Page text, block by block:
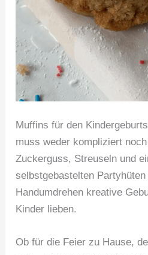
Muffins für den
muss weder kompliziert
Zuckerguss, Streuseln und
selbstgebastelten
Handumdrehen kreative
Kinder lieben.
Ob für die Feier zu Hause,